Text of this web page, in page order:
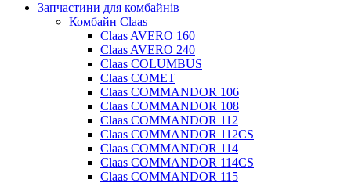
Запчастини для комбайнів
Комбайн Claas
Claas AVERO 160
Claas AVERO 240
Claas COLUMBUS
Claas COMET
Claas COMMANDOR 106
Claas COMMANDOR 108
Claas COMMANDOR 112
Claas COMMANDOR 112CS
Claas COMMANDOR 114
Claas COMMANDOR 114CS
Claas COMMANDOR 115